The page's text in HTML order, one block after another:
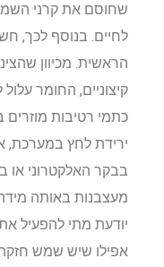
שחוסם את קרני השמש,
לחיים. בנוסף לכך,
הראשית. מכיוון
קיצוניים, החומר עלול
כתמי רטיבות מוזרים
ירידת לחץ במערכת,
בבקר האלקטרוני או
מעצבנות באותה
יודעת מתי להפעיל
אפילו שיש שמש חזקה